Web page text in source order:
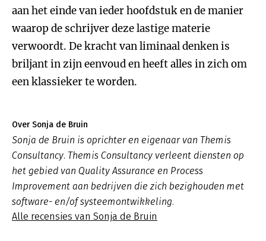
aan het einde van ieder hoofdstuk en de manier
waarop de schrijver deze lastige materie
verwoordt. De kracht van liminaal denken is
briljant in zijn eenvoud en heeft alles in zich om
een klassieker te worden.
Over Sonja de Bruin
Sonja de Bruin is oprichter en eigenaar van Themis
Consultancy. Themis Consultancy verleent diensten op
het gebied van Quality Assurance en Process
Improvement aan bedrijven die zich bezighouden met
software- en/of systeemontwikkeling.
Alle recensies van Sonja de Bruin